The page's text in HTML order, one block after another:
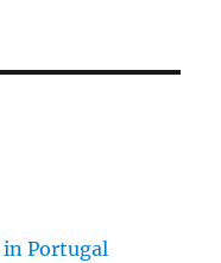
Portugal